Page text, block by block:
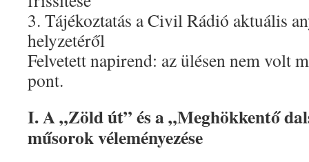
3. Tájékoztatás a Civil Rádió aktuális
helyzetéről
Felvetett napirend: az ülésen nem volt
pont.
I. A „Zöld út” és a „Meghökkentő
műsorok véleményezése